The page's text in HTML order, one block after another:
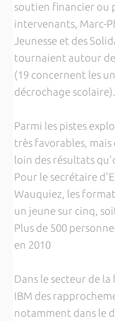
soutien financier ou
intervenants, Marc-
Jeunesse et des
tournaient autour
(19 concernent les
décrochage scolaire).
Parmi les pistes
très favorables, mais
loin des résultats
Pour le secrétaire
Wauquiez, les
un jeune sur cinq,
Plus de 500
en 2010
Dans le secteur de
IBM des
notamment dans le